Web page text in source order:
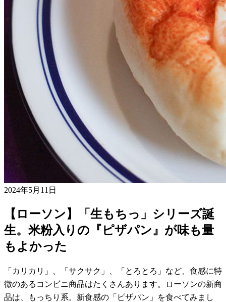
2024年5月11日
【ローソン】「生もちっ」シリーズ誕
生。米粉入りの『ピザパン』が味も量
もよかった
「カリカリ」、「サクサク」、「とろとろ」など、食感に特
徴のあるコンビニ商品はたくさんあります。ローソンの新商
品は、もっちり系。新食感の「ピザパン」を食べてみまし